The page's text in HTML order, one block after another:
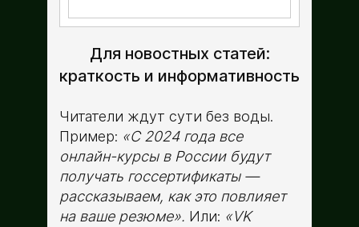
Для новостных статей:
краткость и информативность
Читатели ждут сути без воды.
Пример: «С 2024 года все
онлайн-курсы в России будут
получать госсертификаты —
рассказываем, как это повлияет
на ваше резюме». Или: «VK